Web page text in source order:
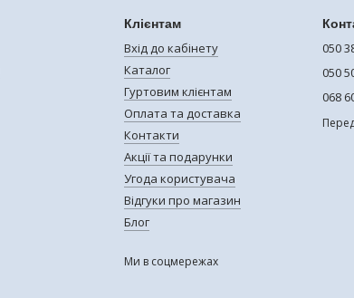
Клієнтам
Вхід до кабінету
Каталог
Гуртовим клієнтам
Оплата та доставка
Контакти
Акції та подарунки
Угода користувача
Відгуки про магазин
Блог
Ми в соцмережах
050
050
068